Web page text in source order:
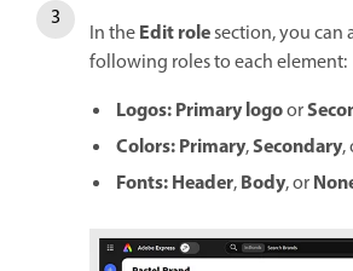
In theEdit rolesection, you can
following roles to each element:
Logos:Primary logoor
Colors:Primary,Secondary,
Fonts:Header,Body, or